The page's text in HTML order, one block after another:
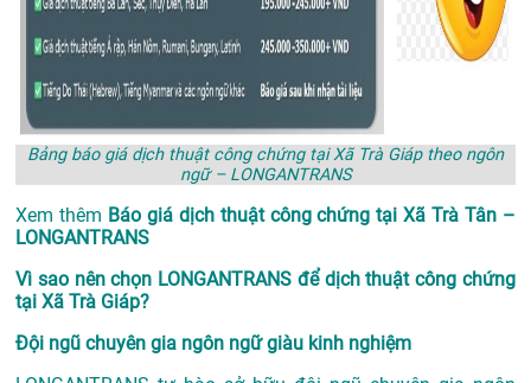
Bảng báo giá dịch thuật công chứng tại Xã Trà Giáp theo ngôn
ngữ – LONGANTRANS
Xem thêm Báo giá dịch thuật công chứng tại Xã Trà Tân –
LONGANTRANS
Vì sao nên chọn LONGANTRANS để dịch thuật công chứng
tại Xã Trà Giáp?
Đội ngũ chuyên gia ngôn ngữ giàu kinh nghiệm